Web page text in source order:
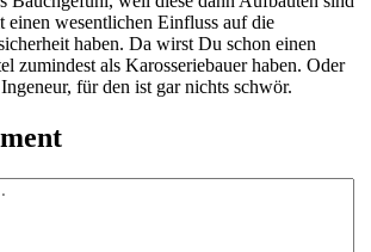
einen wesentlichen Einfluss auf die
haben. Da wirst Du schon einen
zumindest als Karosseriebauer haben. Oder
für den ist gar nichts schwör.